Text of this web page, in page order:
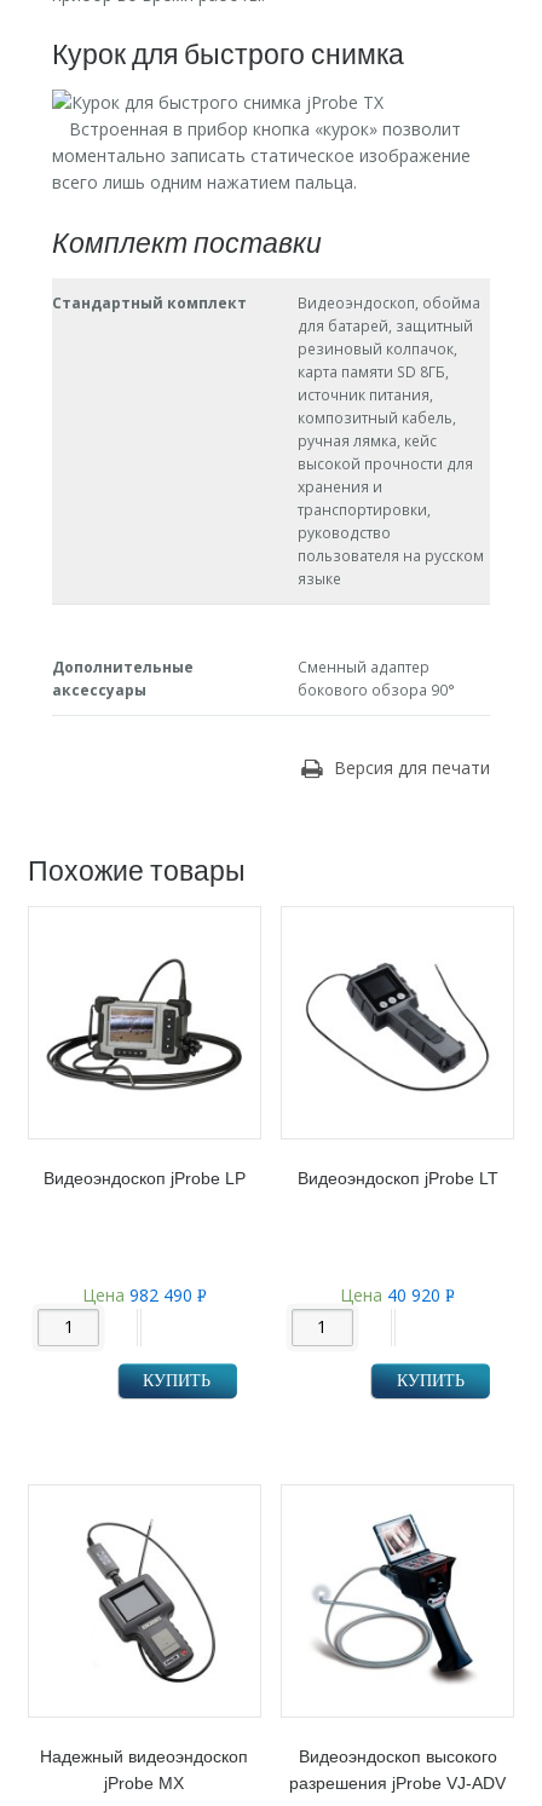
Курок для быстрого снимка
Встроенная в прибор кнопка «курок» позволит
моментально записать статическое изображение
всего лишь одним нажатием пальца.
Комплект поставки
Стандартный комплект
Видеоэндоскоп, обойма
для батарей, защитный
резиновый колпачок,
карта памяти SD 8ГБ,
источник питания,
композитный кабель,
ручная лямка, кейс
высокой прочности для
хранения и
транспортировки,
руководство
пользователя на русском
языке
Дополнительные
аксессуары
Сменный адаптер
бокового обзора 90°
Версия для печати
Похожие товары
Видеоэндоскоп jProbe LP
Цена 982 490 Р
КУПИТЬ
Видеоэндоскоп jProbe LT
Цена 40 920Р
КУПИТЬ
Надежный видеоэндоскоп
jProbe MX
Видеоэндоскоп высокого
разрешения jProbe VJ-ADV